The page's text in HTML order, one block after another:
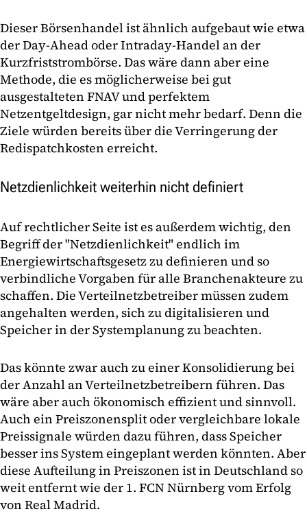
Dieser Börsenhandel ist ähnlich aufgebaut wie etwa
der Day-Ahead oder Intraday-Handel an der
Kurzfriststrombörse. Das wäre dann aber eine
Methode, die es möglicherweise bei gut
ausgestalteten FNAV und perfektem
Netzentgeltdesign, gar nicht mehr bedarf. Denn die
Ziele würden bereits über die Verringerung der
Redispatchkosten erreicht.
Netzdienlichkeit weiterhin nicht definiert
Auf rechtlicher Seite ist es außerdem wichtig, den
Begriff der "Netzdienlichkeit" endlich im
Energiewirtschaftsgesetz zu definieren und so
verbindliche Vorgaben für alle Branchenakteure zu
schaffen. Die Verteilnetzbetreiber müssen zudem
angehalten werden, sich zu digitalisieren und
Speicher in der Systemplanung zu beachten.
Das könnte zwar auch zu einer Konsolidierung bei
der Anzahl an Verteilnetzbetreibern führen. Das
wäre aber auch ökonomisch effizient und sinnvoll.
Auch ein Preiszonensplit oder vergleichbare lokale
Preissignale würden dazu führen, dass Speicher
besser ins System eingeplant werden könnten. Aber
diese Aufteilung in Preiszonen ist in Deutschland so
weit entfernt wie der 1. FCN Nürnberg vom Erfolg
von Real Madrid.